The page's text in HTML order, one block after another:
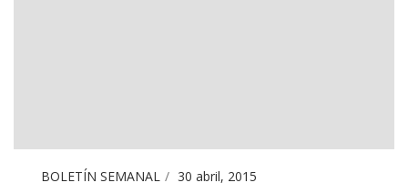
BOLETÍN SEMANAL 30 abril, 2015